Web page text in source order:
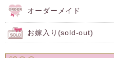
オーダーメイド
お嫁入り(sold-out)